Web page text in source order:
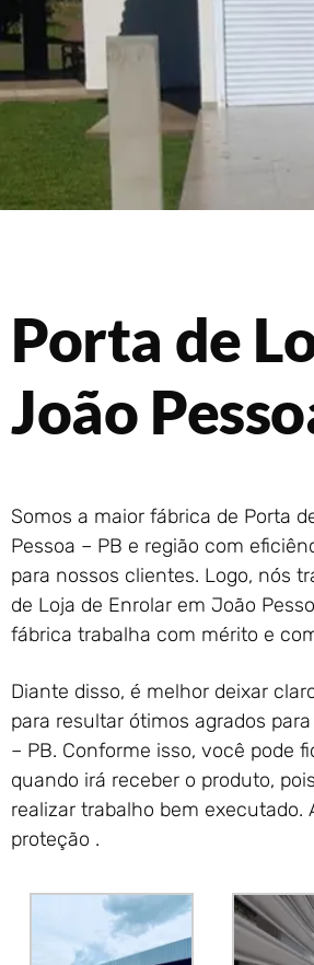
Porta de
João
Somos a maior fábrica de Porta
Pessoa – PB e região com
para nossos clientes. Logo, nós
de Loja de Enrolar em João
fábrica trabalha com mérito e
Diante disso, é melhor deixar
para resultar ótimos agrados
– PB. Conforme isso, você pode
quando irá receber o produto,
realizar trabalho bem
proteção .